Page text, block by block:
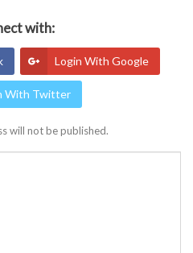
with:
Login With Google
With Twitter
will not be published.